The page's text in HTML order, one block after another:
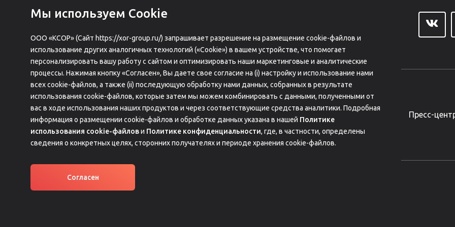
О компании FAQ Карьера Новости Мы в медиа Пресс-
Мы используем Сookie
ООО «КСОР» (Сайт https://xor-group.ru/) запрашивает разрешение на размещение cookie-файлов и
использование других аналогичных технологий («Cookie») в вашем устройстве, что помогает
персонализировать вашу работу с сайтом и оптимизировать наши маркетинговые и аналитические
процессы. Нажимая кнопку «Согласен», Вы даете свое согласие на (i) настройку и использование нами
всех cookie-файлов, а также (ii) последующую обработку нами данных, собранных в результате
использования cookie-файлов, которые затем мы можем комбинировать с данными, полученными от
вас в ходе использования наших продуктов и через соответствующие средства аналитики. Подробная
информация о размещении cookie-файлов и обработке данных указана в нашей Политике
использования cookie-файлови Политике конфиденциальности, где, в частности, определены
сведения о конкретных целях, сторонних получателях и периоде хранения cookie-файлов.
Согласен